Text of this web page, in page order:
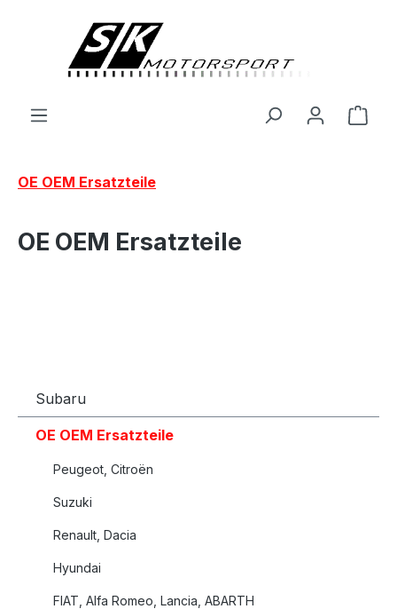
OE OEM Ersatzteile
OE OEM Ersatzteile
Subaru
OE OEM Ersatzteile
Peugeot, Citroën
Suzuki
Renault, Dacia
Hyundai
FIAT, Alfa Romeo, Lancia, ABARTH